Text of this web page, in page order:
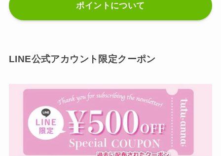
ポイントについて
LINE公式アカウント限定クーポン